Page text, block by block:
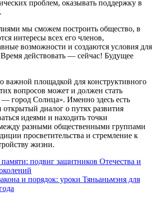
проблем, оказывать поддержку в
мы сможем построить общество, в
интересы всех его членов,
возможности и создаются условия для
действовать — сейчас! Будущее
важной площадкой для конструктивного
вопросов может и должен стать
город Солнца». Именно здесь есть
открытый диалог о путях развития
идеями и находить точки
разными общественными группами
просветительства и стремление к
жизни.
подвиг защитников Отечества и
и порядок: уроки Тяньаньмэня для